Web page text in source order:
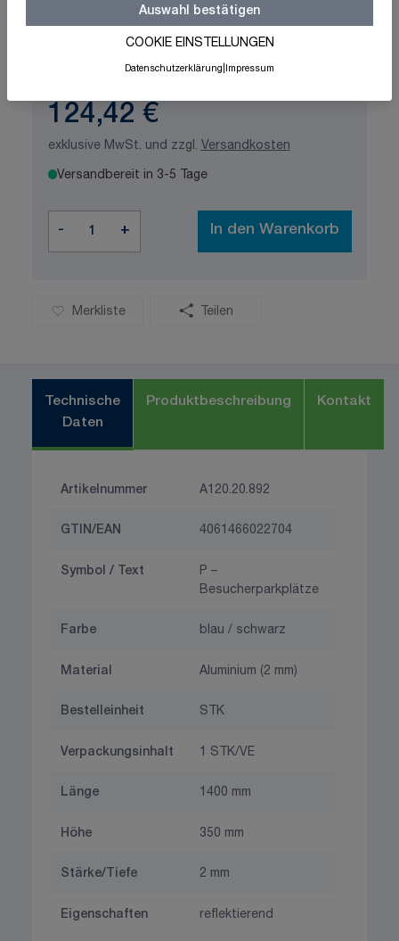
Auswahl bestätigen
COOKIE EINSTELLUNGEN
Datenschutzerklärung Impressum
Schnelle Lieferung
Made in Germany
124,42 €
exklusive MwSt. und zzgl. Versandkosten
Versandbereit in 3-5 Tage
- + In den Warenkorb
Merkliste Teilen
Technische
Daten
Produktbeschreibung Kontakt
Artikelnummer A120.20.892
GTIN/EAN 4061466022704
Symbol / Text
P –
Besucherparkplätze
Farbe blau / schwarz
Material Aluminium (2 mm)
Bestelleinheit STK
Verpackungsinhalt 1 STK/VE
Länge 1400 mm
Höhe 350 mm
Stärke/Tiefe 2 mm
Eigenschaften reflektierend